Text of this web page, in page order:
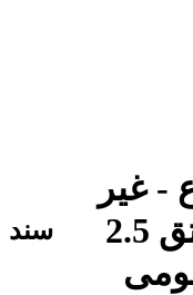
- غیر
مشتق 2.5
سند